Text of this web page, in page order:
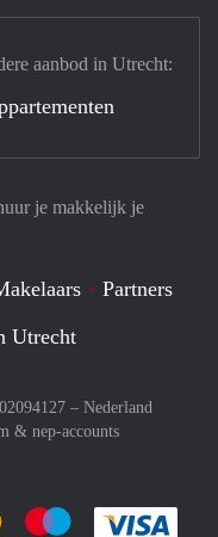
je makkelijk je
Partners
Utrecht
– Nederland
& nep-accounts
gemakkelijk af met Paypal
Je rekent gemakkelijk af met
Je rekent
aanbod in Utrecht: